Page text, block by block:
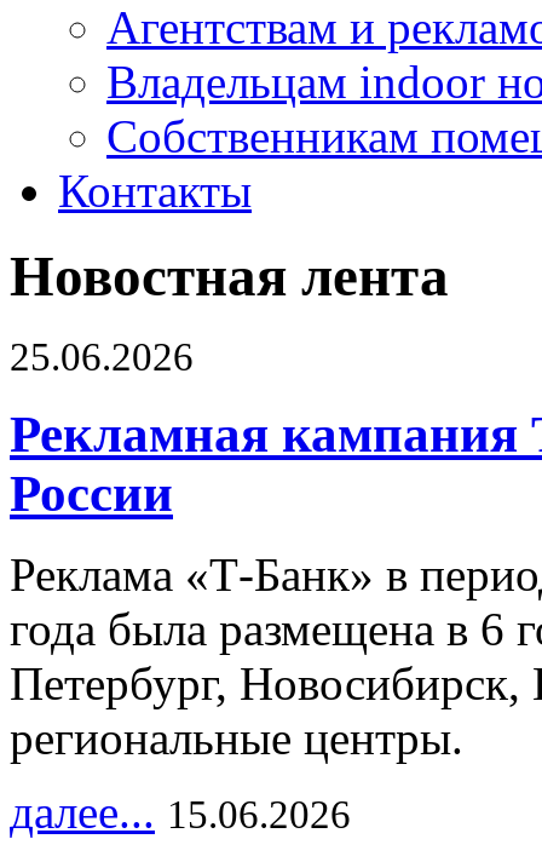
Агентствам и
Владельцам indoor
Собственникам
Контакты
Новостная лента
25.06.2026
Рекламная кампания
России
Реклама «Т-Банк» в
года была размещена в 6
Петербург,
региональные центры.
далее... 15.06.2026